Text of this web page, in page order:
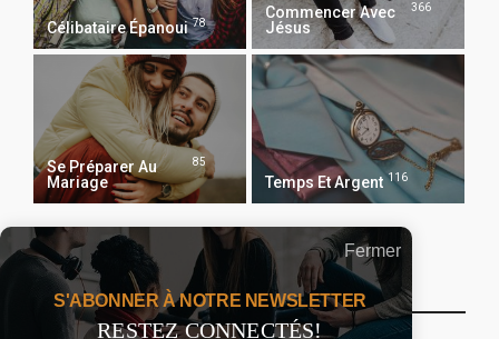
Célibataire Épanoui 78
Commencer Avec
Jésus
366
Se Préparer Au
Mariage
85
Temps Et Argent 116
Recevoir Notre Newsletter Chaque Matin
Fermer
S'ABONNER À NOTRE NEWSLETTER
RESTEZ CONNECTÉS!